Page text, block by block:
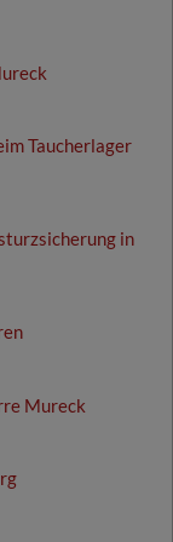
Taucherlager
in
Mureck